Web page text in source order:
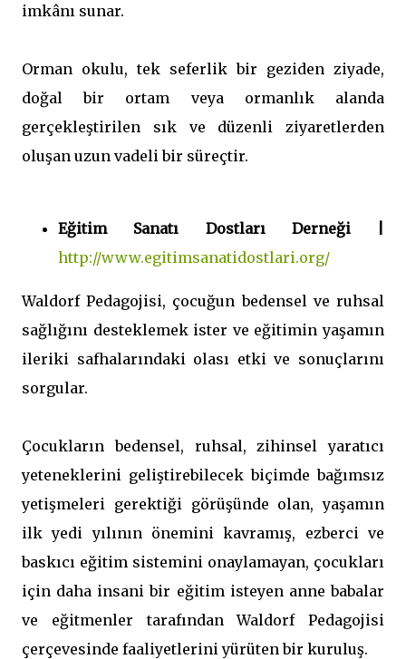
imkânı sunar.
Orman okulu, tek seferlik bir geziden ziyade,
doğal bir ortam veya ormanlık alanda
gerçekleştirilen sık ve düzenli ziyaretlerden
oluşan uzun vadeli bir süreçtir.
Eğitim Sanatı Dostları Derneği |
http://www.egitimsanatidostlari.org/
Waldorf Pedagojisi, çocuğun bedensel ve ruhsal
sağlığını desteklemek ister ve eğitimin yaşamın
ileriki safhalarındaki olası etki ve sonuçlarını
sorgular.
Çocukların bedensel, ruhsal, zihinsel yaratıcı
yeteneklerini geliştirebilecek biçimde bağımsız
yetişmeleri gerektiği görüşünde olan, yaşamın
ilk yedi yılının önemini kavramış, ezberci ve
baskıcı eğitim sistemini onaylamayan, çocukları
için daha insani bir eğitim isteyen anne babalar
ve eğitmenler tarafından Waldorf Pedagojisi
çerçevesinde faaliyetlerini yürüten bir kuruluş.